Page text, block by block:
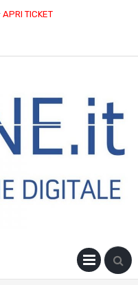
APRI TICKET